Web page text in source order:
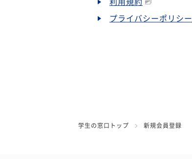
利用規約
プライバシーポリシー
学生の窓口トップ 新規会員登録